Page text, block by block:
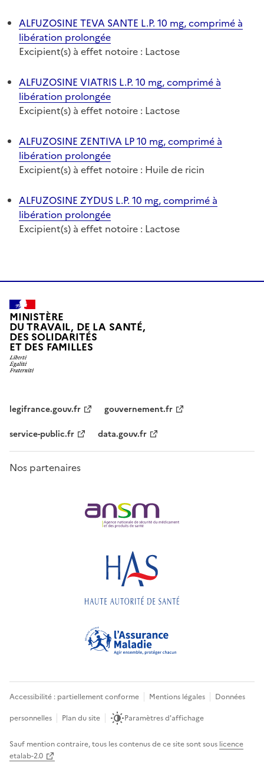
ALFUZOSINE TEVA SANTE L.P. 10 mg, comprimé à
libération prolongée
Excipient(s) à effet notoire : Lactose
ALFUZOSINE VIATRIS L.P. 10 mg, comprimé à
libération prolongée
Excipient(s) à effet notoire : Lactose
ALFUZOSINE ZENTIVA LP 10 mg, comprimé à
libération prolongée
Excipient(s) à effet notoire : Huile de ricin
ALFUZOSINE ZYDUS L.P. 10 mg, comprimé à
libération prolongée
Excipient(s) à effet notoire : Lactose
MINISTÈRE
DU TRAVAIL, DE LA SANTÉ,
DES SOLIDARITÉS
ET DES FAMILLES
legifrance.gouv.fr
gouvernement.fr
service-public.fr
data.gouv.fr
Nos partenaires
Accessibilité : partiellement conforme Mentions légales
Données
personnelles
Plan du site Paramètres d'affichage
Sauf mention contraire, tous les contenus de ce site sont sous licence
etalab-2.0